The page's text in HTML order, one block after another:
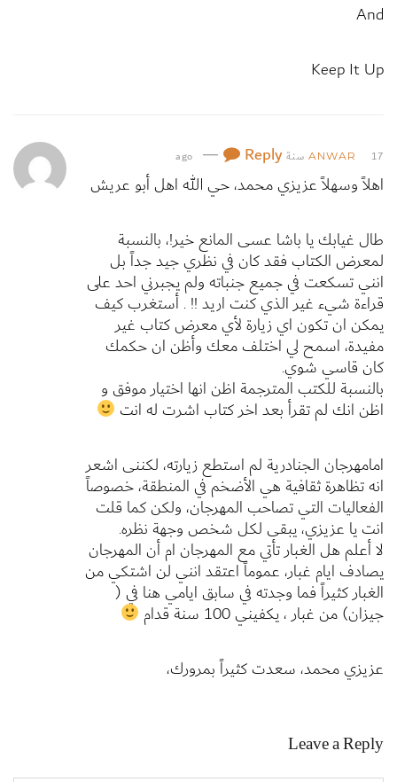
And
Keep It Up
ANWAR 17 سنة ago —
Reply
اهلاً وسهلاً عزيزي محمد، حي الله اهل أبو عريش
طال غيابك يا باشا عسى المانع خير!، بالنسبة
لمعرض الكتاب فقد كان في نظري جيد جداً بل
انني تسكعت في جميع جنباته ولم يجبرني احد على
قراءة شيء غير الذي كنت اريد !! . أستغرب كيف
يمكن ان تكون اي زيارة لأي معرض كتاب غير
مفيدة، اسمح لي اختلف معك وأظن ان حكمك
كان قاسي شوي.
بالنسبة للكتب المترجمة اظن انها اختيار موفق و
اظن انك لم تقرأ بعد اخر كتاب اشرت له انت
امامهرجان الجنادرية لم استطع زيارته، لكننى اشعر
انه تظاهرة ثقافية هي الأضخم في المنطقة، خصوصاً
الفعاليات التي تصاحب المهرجان، ولكن كما قلت
انت يا عزيزي، يبقى لكل شخص وجهة نظره.
لا أعلم هل الغبار تأتي مع المهرجان ام أن المهرجان
يصادف ايام غبار، عموماً اعتقد انني لن اشتكي من
الغبار كثيراً فما وجدته في سابق ايامي هنا في (
جيزان) من غبار ، يكفيني 100 سنة قدام
عزيزي محمد، سعدت كثيراً بمرورك،
Leave a Reply